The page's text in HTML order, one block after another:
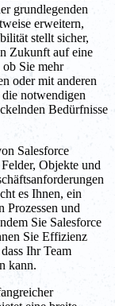
grundlegenden
erweitern,
stellt sicher,
Zukunft auf eine
Sie mehr
oder mit anderen
die notwendigen
Bedürfnisse
Salesforce
Objekte und
es Ihnen, ein
Prozessen und
Sie Salesforce
Sie Effizienz
Ihr Team
kann.